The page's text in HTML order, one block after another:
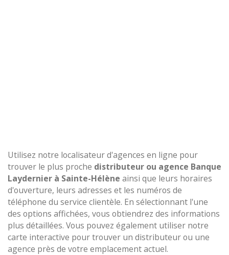
Utilisez notre localisateur d'agences en ligne pour
trouver le plus proche distributeur ou agence Banque
Laydernier à Sainte-Hélène ainsi que leurs horaires
d'ouverture, leurs adresses et les numéros de
téléphone du service clientèle. En sélectionnant l'une
des options affichées, vous obtiendrez des informations
plus détaillées. Vous pouvez également utiliser notre
carte interactive pour trouver un distributeur ou une
agence près de votre emplacement actuel.